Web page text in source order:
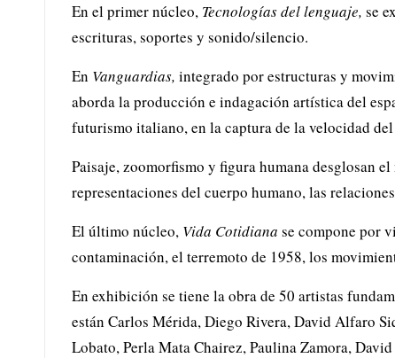
En el primer núcleo, Tecnologías del lenguaje, se
escrituras, soportes y sonido/silencio.
En Vanguardias, integrado por estructuras y
aborda la producción e indagación artística del
futurismo italiano, en la captura de la velocidad
Paisaje, zoomorfismo y figura humana desglosan
representaciones del cuerpo humano, las
El último núcleo, Vida Cotidiana se compone por
contaminación, el terremoto de 1958, los
En exhibición se tiene la obra de 50 artistas
están Carlos Mérida, Diego Rivera, David Alfaro
Lobato, Perla Mata Chairez, Paulina Zamora,